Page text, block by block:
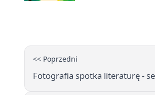
<< Poprzedni
Fotografia spotka literaturę -